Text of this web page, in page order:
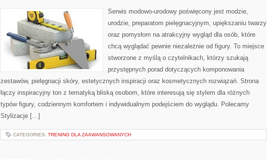
PLUS
SIZE
Serwis modowo-urodowy poświęcony jest modzie,
urodzie, preparatom pielęgnacyjnym, upiększaniu twarzy
oraz pomysłom na atrakcyjny wygląd dla osób, które
chcą wyglądać pewnie niezależnie od figury. To miejsce
stworzone z myślą o czytelnikach, którzy szukają
przystępnych porad dotyczących komponowania
zestawów, pielęgnacji skóry, estetycznych inspiracji oraz kosmetycznych rozwiązań. Strona
łączy inspiracyjny ton z tematyką bliską osobom, które interesują się stylem dla różnych
typów figury, codziennym komfortem i indywidualnym podejściem do wyglądu. Polecamy
Stylizacje […]
CATEGORIES: TRENING DLA ZAAWANSOWANYCH